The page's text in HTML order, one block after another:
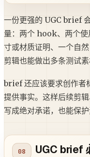
一份更强的 UGC brief
量：两个 hook、两个使
寸或材质证明、一个自
剪辑也能做出多条测试
brief 还应该要求创作者
提供事实。这样后续剪
写成绝对承诺，也能保护
UGC brief